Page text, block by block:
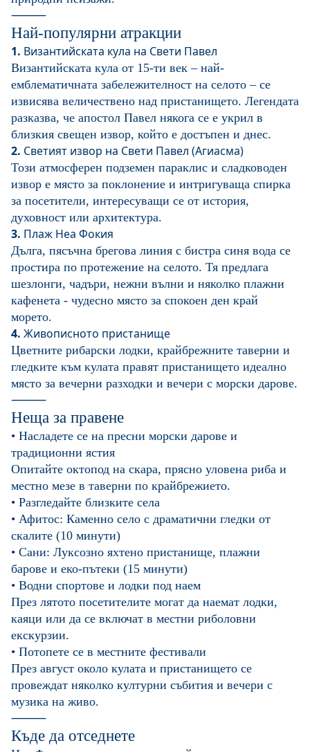
⸻
Най-популярни атракции
1. Византийската кула на Свети Павел
Византийската кула от 15-ти век – най-
емблематичната забележителност на селото – се
извисява величествено над пристанището. Легендата
разказва, че апостол Павел някога се е укрил в
близкия свещен извор, който е достъпен и днес.
2. Светият извор на Свети Павел (Агиасма)
Този атмосферен подземен параклис и сладководен
извор е място за поклонение и интригуваща спирка
за посетители, интересуващи се от история,
духовност или архитектура.
3. Плаж Неа Фокия
Дълга, пясъчна брегова линия с бистра синя вода се
простира по протежение на селото. Тя предлага
шезлонги, чадъри, нежни вълни и няколко плажни
кафенета - чудесно място за спокоен ден край
морето.
4. Живописното пристанище
Цветните рибарски лодки, крайбрежните таверни и
гледките към кулата правят пристанището идеално
място за вечерни разходки и вечери с морски дарове.
⸻
Неща за правене
• Насладете се на пресни морски дарове и
традиционни ястия
Опитайте октопод на скара, прясно уловена риба и
местно мезе в таверни по крайбрежието.
• Разгледайте близките села
• Афитос: Каменно село с драматични гледки от
скалите (10 минути)
• Сани: Луксозно яхтено пристанище, плажни
барове и еко-пътеки (15 минути)
• Водни спортове и лодки под наем
През лятото посетителите могат да наемат лодки,
каяци или да се включат в местни риболовни
екскурзии.
• Потопете се в местните фестивали
През август около кулата и пристанището се
провеждат няколко културни събития и вечери с
музика на живо.
⸻
Къде да отседнете